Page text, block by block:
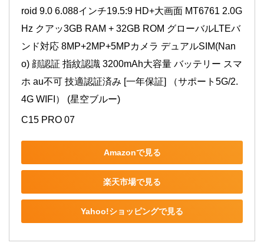
roid 9.0 6.088インチ19.5:9 HD+大画面 MT6761 2.0G
Hz クアッ3GB RAM + 32GB ROM グローバルLTEバ
ンド対応 8MP+2MP+5MPカメラ デュアルSIM(Nan
o) 顔認証 指紋認識 3200mAh大容量 バッテリー スマ
ホ au不可 技適認証済み [一年保証] （サポート5G/2.
4G WIFI） (星空ブルー)
C15 PRO 07
Amazonで見る
楽天市場で見る
Yahoo!ショッピングで見る